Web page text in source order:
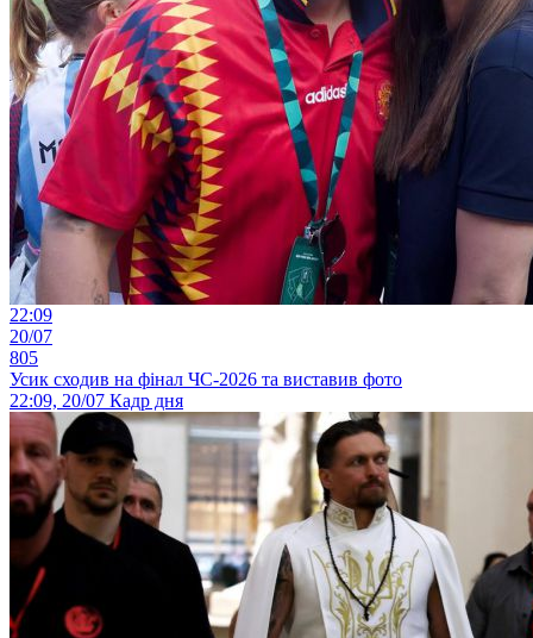
22:09
20/07
805
Усик сходив на фінал ЧС-2026 та виставив фото
22:09, 20/07 Кадр дня